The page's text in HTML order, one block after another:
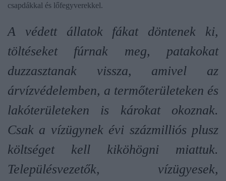
csapdákkal és lőfegyverekkel.
A védett állatok fákat döntenek ki,
töltéseket fúrnak meg, patakokat
duzzasztanak vissza, amivel az
árvízvédelemben, a termőterületeken és
lakóterületeken is károkat okoznak.
Csak a vízügynek évi százmilliós plusz
költséget kell kiköhögni miattuk.
Településvezetők, vízügyesek,